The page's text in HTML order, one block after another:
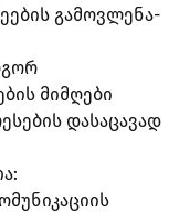
გამოვლენა-
მიმღები
დასაცავად